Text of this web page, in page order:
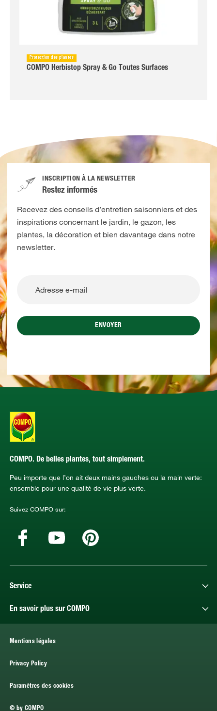
Protection des plantes
COMPO Herbistop Spray & Go Toutes Surfaces
INSCRIPTION À LA NEWSLETTER
Restez informés
Recevez des conseils d’entretien saisonniers et des
inspirations concernant le jardin, le gazon, les
plantes, la décoration et bien davantage dans notre
newsletter.
ENVOYER
COMPO. De belles plantes, tout simplement.
Peu importe que l’on ait deux mains gauches ou la main verte:
ensemble pour une qualité de vie plus verte.
Suivez COMPO sur:
Service
En savoir plus sur COMPO
Mentions légales
Privacy Policy
Paramètres des cookies
© by COMPO